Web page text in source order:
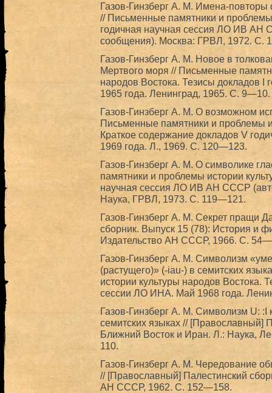
Газов-Гинзберг А. М. Имена-повторы
// Письменные памятники и
годичная научная сессия ЛО ИВ АН
сообщения). Москва: ГРВЛ, 1972. С.
Газов-Гинзберг А. М. Новое в
Мертвого моря // Письменные
народов Востока. Тезисы докладов
1965 года. Ленинград, 1965. С. 9—10.
Газов-Гинзберг А. М. О возможном
Письменные памятники и проблемы
Краткое содержание докладов V
1969 года. Л., 1969. C. 120—123.
Газов-Гинзберг А. М. О символике
памятники и проблемы истории
научная сессия ЛО ИВ АН СССР
Наука, ГРВЛ, 1973. С. 119—121.
Газов-Гинзберг А. М. Секрет пращи
сборник. Выпуск 15 (78): История и
Издательство АН СССР, 1966. С.
Газов-Гинзберг А. М. Символизм
(растущего)» (-iau-) в семитских
истории культуры народов Востока.
сессии ЛО ИНА. Май 1968 года.
Газов-Гинзберг А. М. Символизм U:
семитских языках // [Православный]
Ближний Восток и Иран. Л.: Наука,
110.
Газов-Гинзберг А. М. Чередование
// [Православный] Палестинский
АН СССР, 1962. С. 152—158.